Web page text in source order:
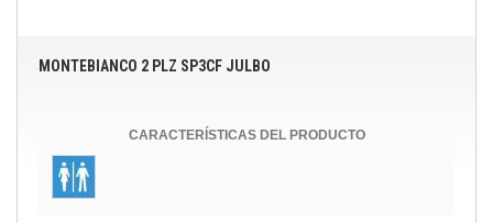
MONTEBIANCO 2 PLZ SP3CF JULBO
CARACTERÍSTICAS DEL PRODUCTO